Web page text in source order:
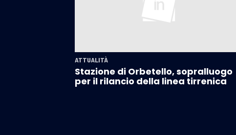
ATTUALITÀ
Stazione di Orbetello, sopralluogo
per il rilancio della linea tirrenica